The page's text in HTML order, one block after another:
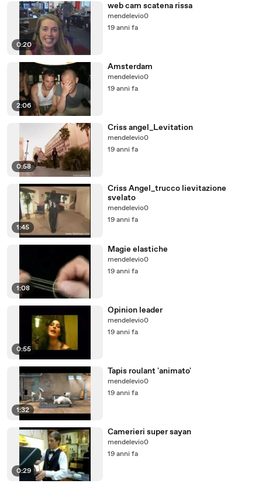
0:20
web cam scatena rissa
mendelevio0
19 anni fa
2:06
Amsterdam
mendelevio0
19 anni fa
0:58
Criss angel_Levitation
mendelevio0
19 anni fa
1:45
Criss Angel_trucco lievitazione
svelato
mendelevio0
19 anni fa
1:08
Magie elastiche
mendelevio0
19 anni fa
0:55
Opinion leader
mendelevio0
19 anni fa
1:32
Tapis roulant 'animato'
mendelevio0
19 anni fa
0:29
Camerieri super sayan
mendelevio0
19 anni fa